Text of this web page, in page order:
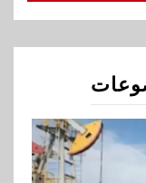
الملاحة
موظفيه
نتائج قياسية
الربع